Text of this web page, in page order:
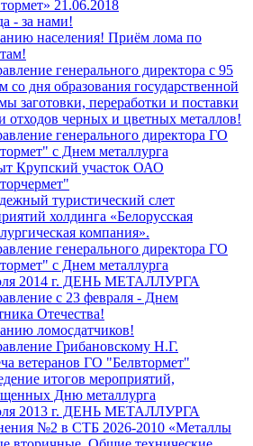
21.06.2018
- за нами!
населения! Приём лома по
генерального директора с 95
со дня образования государственной
заготовки, переработки и поставки
отходов черных и цветных металлов!
генерального директора ГО
с Днем металлурга
Крупский участок ОАО
туристический слет
холдинга «Белорусская
компания».
генерального директора ГО
с Днем металлурга
2014 г. ДЕНЬ МЕТАЛЛУРГА
с 23 февраля - Днем
Отечества!
ломосдатчиков!
Грибановскому Н.Г.
ветеранов ГО "Белвтормет"
итогов мероприятий,
Дню металлурга
2013 г. ДЕНЬ МЕТАЛЛУРГА
№2 в СТБ 2026-2010 «Металлы